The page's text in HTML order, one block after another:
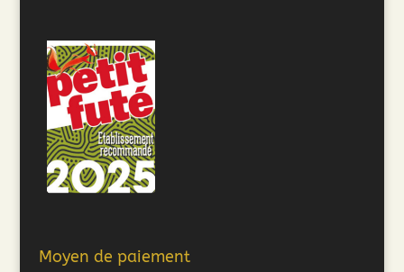
Moyen de paiement